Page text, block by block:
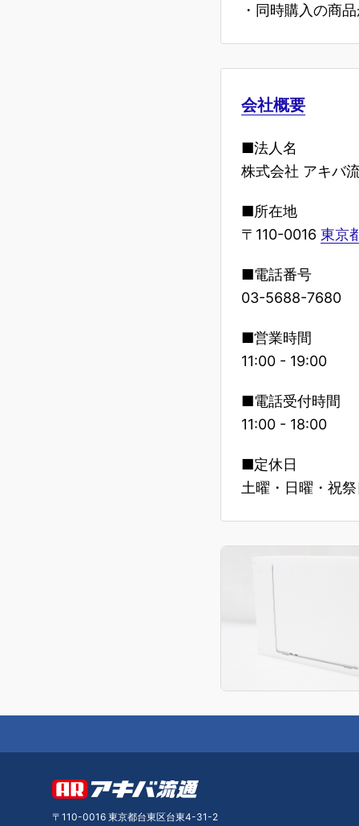
・同時購入の商
会社概要
■法人名
株式会社 アキバ
■所在地
〒110-0016 東京
■電話番号
03-5688-7680
■営業時間
11:00 - 19:00
■電話受付時間
11:00 - 18:00
■定休日
土曜・日曜・祝
〒110-0016 東京都台東区台東4-31-2